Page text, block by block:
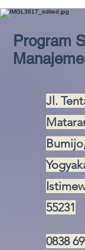
Program
Jl.
55231
0838